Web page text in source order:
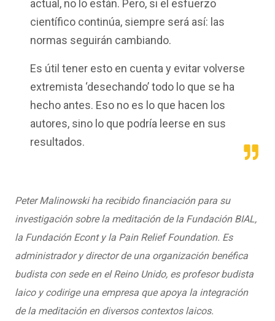
actual, no lo están. Pero, si el esfuerzo
científico continúa, siempre será así: las
normas seguirán cambiando.
Es útil tener esto en cuenta y evitar volverse
extremista ‘desechando’ todo lo que se ha
hecho antes. Eso no es lo que hacen los
autores, sino lo que podría leerse en sus
resultados.
Peter Malinowski ha recibido financiación para su
investigación sobre la meditación de la Fundación BIAL,
la Fundación Econt y la Pain Relief Foundation. Es
administrador y director de una organización benéfica
budista con sede en el Reino Unido, es profesor budista
laico y codirige una empresa que apoya la integración
de la meditación en diversos contextos laicos.